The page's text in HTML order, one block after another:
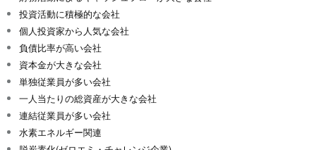
投資活動に積極的な会社
個人投資家から人気な会社
負債比率が高い会社
資本金が大きな会社
単独従業員が多い会社
一人当たりの総資産が大きな会社
連結従業員が多い会社
水素エネルギー関連